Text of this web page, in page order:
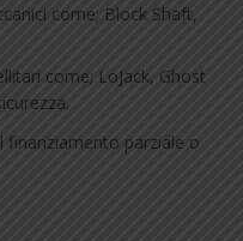
come; Block Shaft,
come; LoJack, Ghost
finanziamento parziale o